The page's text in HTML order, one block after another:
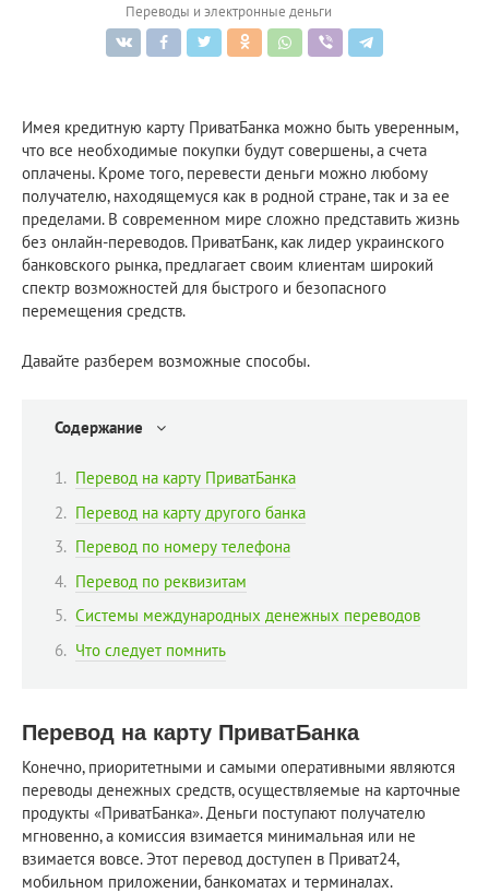
Переводы и электронные деньги
Имея кредитную карту ПриватБанка можно быть уверенным,
что все необходимые покупки будут совершены, а счета
оплачены. Кроме того, перевести деньги можно любому
получателю, находящемуся как в родной стране, так и за ее
пределами. В современном мире сложно представить жизнь
без онлайн-переводов. ПриватБанк, как лидер украинского
банковского рынка, предлагает своим клиентам широкий
спектр возможностей для быстрого и безопасного
перемещения средств.
Давайте разберем возможные способы.
Содержание
Перевод на карту ПриватБанка
Перевод на карту другого банка
Перевод по номеру телефона
Перевод по реквизитам
Системы международных денежных переводов
Что следует помнить
Перевод на карту ПриватБанка
Конечно, приоритетными и самыми оперативными являются
переводы денежных средств, осуществляемые на карточные
продукты «ПриватБанка». Деньги поступают получателю
мгновенно, а комиссия взимается минимальная или не
взимается вовсе. Этот перевод доступен в Приват24,
мобильном приложении, банкоматах и терминалах.